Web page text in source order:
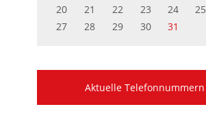
20
21 22 23 24 25
27
28 29 30 31
Aktuelle Telefonnummern